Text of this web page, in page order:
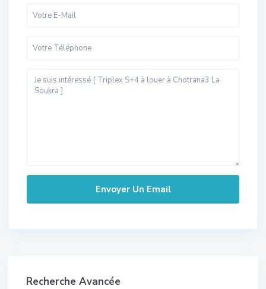
Recherche Avancée